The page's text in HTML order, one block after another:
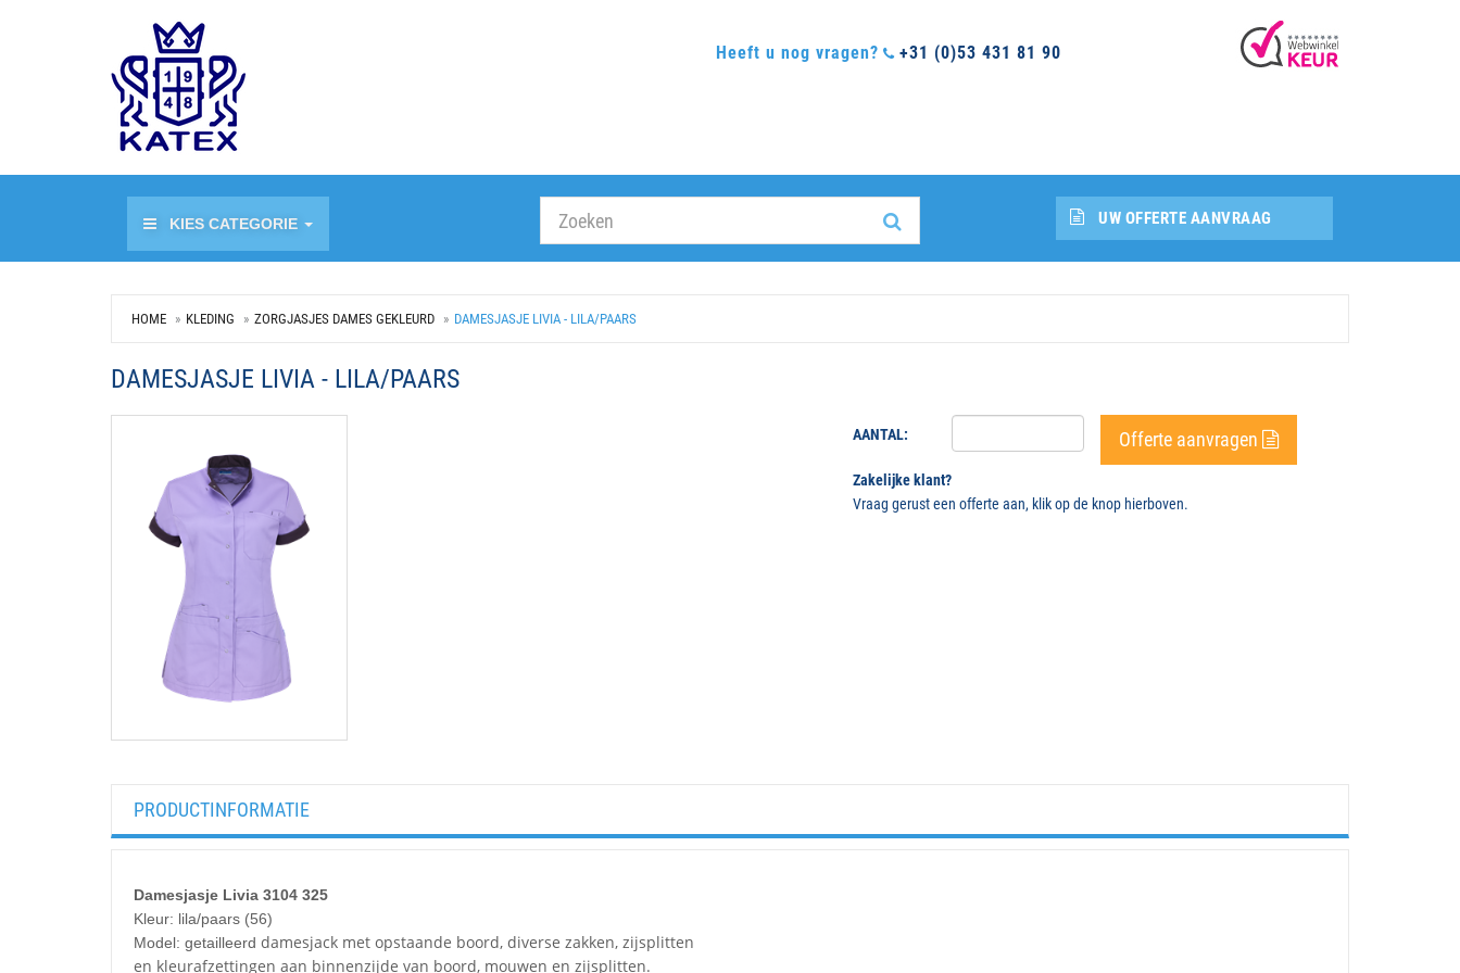
Heeft u nog vragen? +31 (0)53 431 81 90
KIES CATEGORIE UW OFFERTE AANVRAAG
HOME KLEDING ZORGJASJES DAMES GEKLEURD DAMESJASJE LIVIA - LILA/PAARS
DAMESJASJE LIVIA - LILA/PAARS
AANTAL: Offerte aanvragen
Zakelijke klant?
Vraag gerust een offerte aan, klik op de knop hierboven.
PRODUCTINFORMATIE
Damesjasje Livia 3104 325
Kleur: lila/paars (56)
Model: getailleerd damesjack met opstaande boord, diverse zakken, zijsplitten
en kleurafzettingen aan binnenzijde van boord, mouwen en zijsplitten.